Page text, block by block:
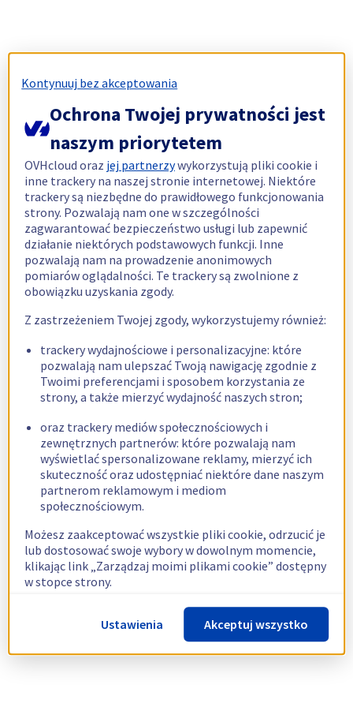
Kontynuuj bez akceptowania
Ochrona Twojej prywatności jest
naszym priorytetem
OVHcloud oraz jej partnerzywykorzystują pliki cookie i
inne trackery na naszej stronie internetowej. Niektóre
trackery są niezbędne do prawidłowego funkcjonowania
strony. Pozwalają nam one w szczególności
zagwarantować bezpieczeństwo usługi lub zapewnić
działanie niektórych podstawowych funkcji. Inne
pozwalają nam na prowadzenie anonimowych
pomiarów oglądalności. Te trackery są zwolnione z
obowiązku uzyskania zgody.
Z zastrzeżeniem Twojej zgody, wykorzystujemy również:
trackery wydajnościowe i personalizacyjne: które
pozwalają nam ulepszać Twoją nawigację zgodnie z
Twoimi preferencjami i sposobem korzystania ze
strony, a także mierzyć wydajność naszych stron;
oraz trackery mediów społecznościowych i
zewnętrznych partnerów: które pozwalają nam
wyświetlać spersonalizowane reklamy, mierzyć ich
skuteczność oraz udostępniać niektóre dane naszym
partnerom reklamowym i mediom
społecznościowym.
Możesz zaakceptować wszystkie pliki cookie, odrzucić je
lub dostosować swoje wybory w dowolnym momencie,
klikając link „Zarządzaj moimi plikami cookie” dostępny
w stopce strony.
Więcej informacji znajdziesz w naszejpolityce
dotyczącej wykorzystywania plików cookie.
Ustawienia Akceptuj wszystko